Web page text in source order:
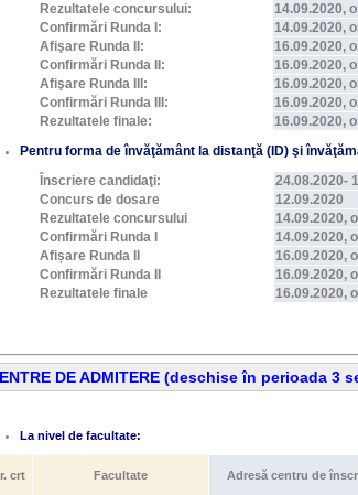
Rezultatele concursului:
14.09.2020,
Confirmări Runda I:
14.09.2020,
Afişare Runda II:
16.09.2020,
Confirmări Runda II:
16.09.2020,
Afişare Runda III:
16.09.2020,
Confirmări Runda III:
16.09.2020,
Rezultatele finale:
16.09.2020,
Pentru forma de învăţământ la distanţă (ID) şi
Înscriere candidaţi:
24.08.2020-
Concurs de dosare
12.09.2020
Rezultatele concursului
14.09.2020,
Confirmări Runda I
14.09.2020,
Afișare Runda II
16.09.2020,
Confirmări Runda II
16.09.2020,
Rezultatele finale
16.09.2020,
DE ADMITERE (deschise în perioada 3
La nivel de facultate:
crt Facultate Adresă centru de